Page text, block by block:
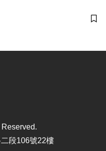
儲
段106號22樓